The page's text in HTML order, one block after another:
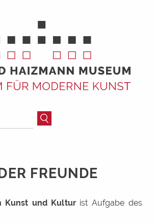
FREUNDE
Kunst und Kultur ist Aufgabe des